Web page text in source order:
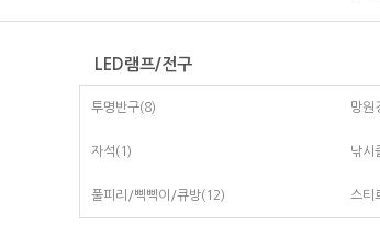
LED램프/전구
투명반구(8) 망원
자석(1) 낚시
풀피리/삑삑이/큐방(12) 스티